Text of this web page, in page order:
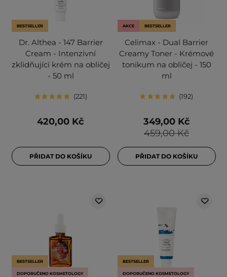
BESTSELLER
Dr. Althea - 147 Barrier
Cream - Intenzivní
zklidňující krém na obličej
- 50 ml
221
420,00 Kč
PŘIDAT DO KOŠÍKU
AKCE BESTSELLER
Celimax - Dual Barrier
Creamy Toner - Krémové
tonikum na obličej - 150
ml
192
459,00 Kč
349,00 Kč
PŘIDAT DO KOŠÍKU
BESTSELLER
DOPORUČENO KOSMETOLOGY
BESTSELLER
DOPORUČENO KOSMETOLOGY